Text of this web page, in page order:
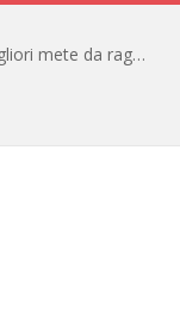
alternativa